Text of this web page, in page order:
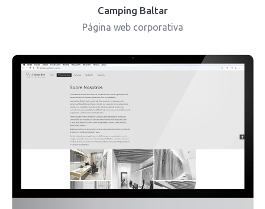
Camping Baltar
Página web corporativa